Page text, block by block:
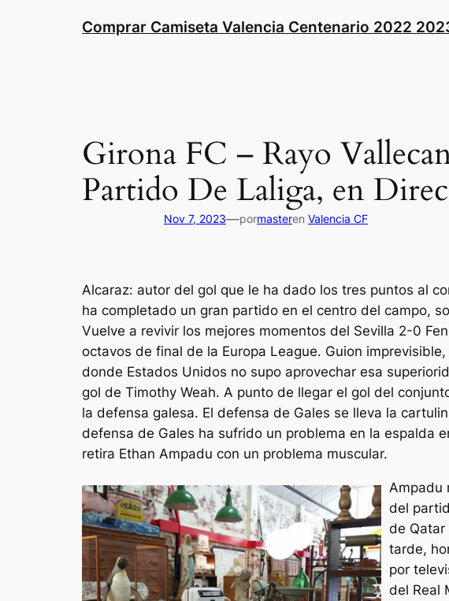
Comprar Camiseta Valencia Centenario 2022
Girona FC – Rayo
Partido De Laliga, en
Nov 7, 2023—pormasteren Valencia CF
Alcaraz: autor del gol que le ha dado los tres puntos al
ha completado un gran partido en el centro del campo,
Vuelve a revivir los mejores momentos del Sevilla 2-0
octavos de final de la Europa League. Guion
donde Estados Unidos no supo aprovechar esa
gol de Timothy Weah. A punto de llegar el gol del
la defensa galesa. El defensa de Gales se lleva la
defensa de Gales ha sufrido un problema en la espalda
retira Ethan Ampadu con un problema muscular.
Ampadu
del
de
tarde,
por
del Real